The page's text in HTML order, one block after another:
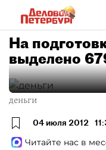
На
выделено
деньги
04 июля 2012
Читайте нас в